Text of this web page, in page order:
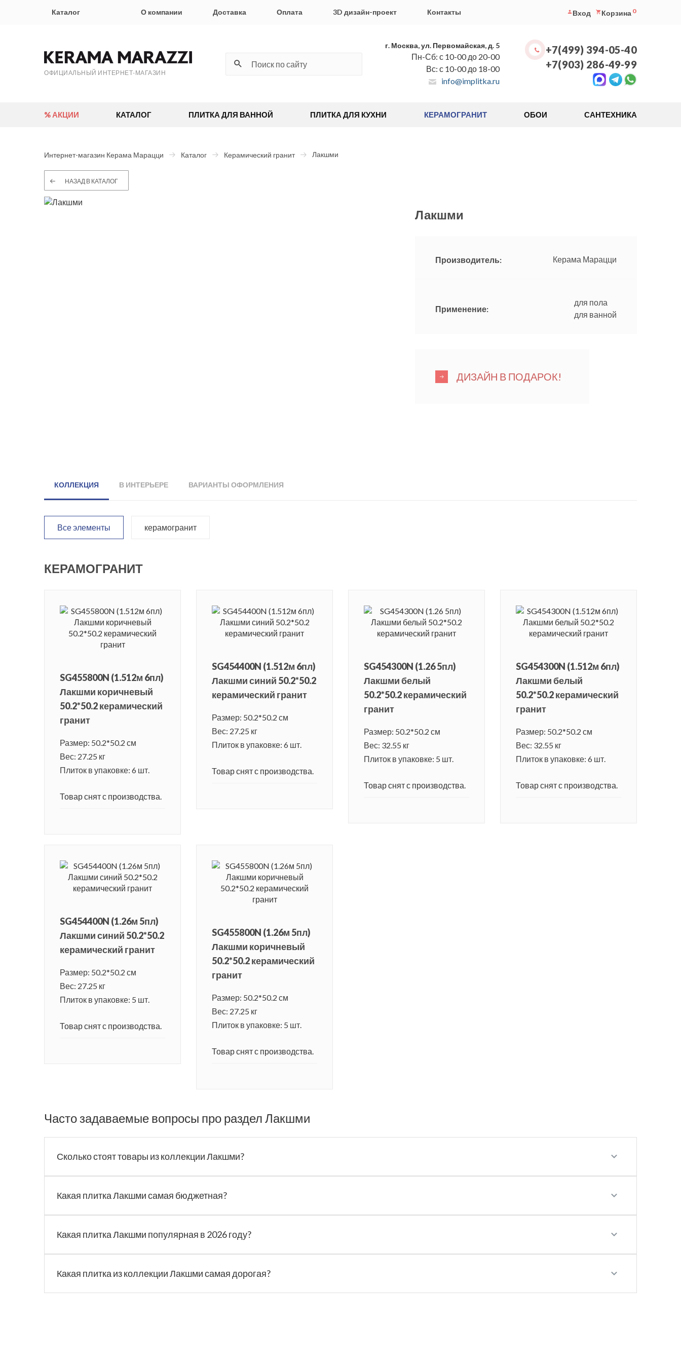
Каталог О компании Доставка Оплата 3D дизайн-проект Контакты Вход Корзина 0
ОФИЦИАЛЬНЫЙ ИНТЕРНЕТ-МАГАЗИН
г. Москва, ул. Первомайская, д. 5
Пн-Сб: с 10-00 до 20-00
Вс: с 10-00 до 18-00
info@implitka.ru
+7(499) 394-05-40
+7(903) 286-49-99
% АКЦИИ КАТАЛОГ ПЛИТКА ДЛЯ ВАННОЙ ПЛИТКА ДЛЯ КУХНИ КЕРАМОГРАНИТ ОБОИ САНТЕХНИКА
Интернет-магазин Керама Марацци Каталог Керамический гранит Лакшми
НАЗАД В КАТАЛОГ
Лакшми
Производитель: Керама Марацци
Применение:
для пола
для ванной
ДИЗАЙН В ПОДАРОК!
КОЛЛЕКЦИЯ В ИНТЕРЬЕРЕ ВАРИАНТЫ ОФОРМЛЕНИЯ
Все элементы керамогранит
КЕРАМОГРАНИТ
SG455800N (1.512м 6пл)
Лакшми коричневый
50.2*50.2 керамический
гранит
Размер: 50.2*50.2 см
Вес: 27.25 кг
Плиток в упаковке: 6 шт.
Товар снят с производства.
SG454400N (1.512м 6пл)
Лакшми синий 50.2*50.2
керамический гранит
Размер: 50.2*50.2 см
Вес: 27.25 кг
Плиток в упаковке: 6 шт.
Товар снят с производства.
SG454300N (1.26 5пл)
Лакшми белый
50.2*50.2 керамический
гранит
Размер: 50.2*50.2 см
Вес: 32.55 кг
Плиток в упаковке: 5 шт.
Товар снят с производства.
SG454300N (1.512м 6пл)
Лакшми белый
50.2*50.2 керамический
гранит
Размер: 50.2*50.2 см
Вес: 32.55 кг
Плиток в упаковке: 6 шт.
Товар снят с производства.
SG454400N (1.26м 5пл)
Лакшми синий 50.2*50.2
керамический гранит
Размер: 50.2*50.2 см
Вес: 27.25 кг
Плиток в упаковке: 5 шт.
Товар снят с производства.
SG455800N (1.26м 5пл)
Лакшми коричневый
50.2*50.2 керамический
гранит
Размер: 50.2*50.2 см
Вес: 27.25 кг
Плиток в упаковке: 5 шт.
Товар снят с производства.
Часто задаваемые вопросы про раздел Лакшми
Сколько стоят товары из коллекции Лакшми?
Какая плитка Лакшми самая бюджетная?
Какая плитка Лакшми популярная в 2026 году?
Какая плитка из коллекции Лакшми самая дорогая?